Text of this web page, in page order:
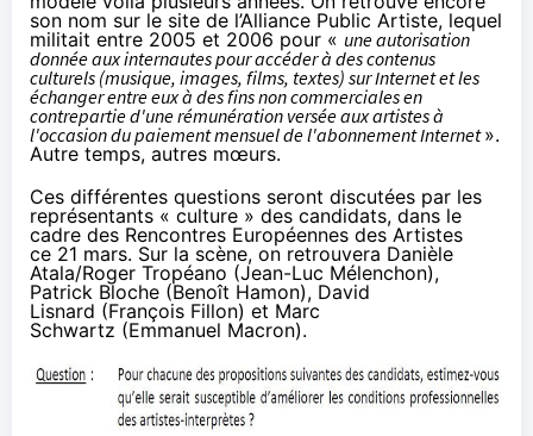
son nom sur le site de l’Alliance Public Artiste, lequel
militait entre 2005 et 2006 pour « une autorisation
donnée aux internautes pour accéder à des contenus
culturels (musique, images, films, textes) sur Internet et les
échanger entre eux à des fins non commerciales en
contrepartie d'une rémunération versée aux artistes à
l'occasion du paiement mensuel de l'abonnement Internet».
Autre temps, autres mœurs.
Ces différentes questions seront discutées par les
représentants « culture » des candidats, dans le
cadre des Rencontres Européennes des Artistes
ce 21 mars. Sur la scène, on retrouvera Danièle
Atala/Roger Tropéano (Jean-Luc Mélenchon),
Patrick Bloche (Benoît Hamon), David
Lisnard (François Fillon) et Marc
Schwartz (Emmanuel Macron).